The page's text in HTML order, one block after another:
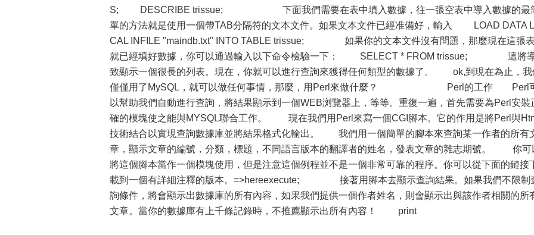
S; DESCRIBE trissue; 下面我們需要在表中填入數據，往一張空表中導入數據的最
單的方法就是使用一個帶TAB分隔符的文本文件。如果文本文件已經准備好，輸入 LOAD DATA
CAL INFILE "maindb.txt" INTO TABLE trissue; 如果你的文本文件沒有問題，那麼現在這張表
就已經填好數據，你可以通過輸入以下命令檢驗一下： SELECT * FROM trissue; 這將
致顯示一個很長的列表。現在，你就可以進行查詢來獲得任何類型的數據了。 ok,到現在為止，我
僅僅用了MySQL，就可以做任何事情，那麼，用Perl來做什麼？ Perl的工作 Perl
以幫助我們自動進行查詢，將結果顯示到一個WEB浏覽器上，等等。重復一遍，首先需要為Perl安裝
確的模塊使之能與MYSQL聯合工作。 現在我們用Perl來寫一個CGI腳本。它的作用是將Perl與
技術結合以實現查詢數據庫並將結果格式化輸出。 我們用一個簡單的腳本來查詢某一作者的所有
章，顯示文章的編號，分類，標題，不同語言版本的翻譯者的姓名，發表文章的雜志期號。 你可
將這個腳本當作一個模塊使用，但是注意這個例程並不是一個非常可靠的程序。你可以從下面的鏈接
載到一個有詳細注釋的版本。=>hereexecute; 接著用腳本去顯示查詢結果。如果我們不限制
詢條件，將會顯示出數據庫的所有內容，如果我們提供一個作者姓名，則會顯示出與該作者相關的所
文章。當你的數據庫有上千條記錄時，不推薦顯示出所有內容！ print